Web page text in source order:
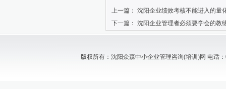
上一篇： 沈阳企业绩效考核不能进入的量
下一篇： 沈阳企业管理者必须要学会的教
版权所有：沈阳众森中小企业管理咨询(培训)网 电话：